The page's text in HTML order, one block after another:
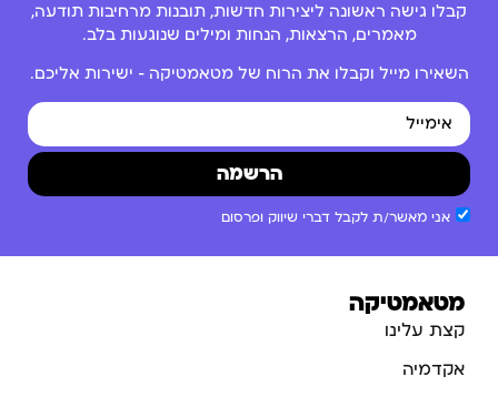
קבלו גישה ראשונה ליצירות חדשות, תובנות מרחיבות תודעה,
מאמרים, הרצאות, הנחות ומילים שנוגעות בלב.
השאירו מייל וקבלו את הרוח של מטאמטיקה – ישירות אליכם.
אני מאשר/ת לקבל דברי שיווק ופרסום
הרשמה
מטאמטיקה
קצת עלינו
אקדמיה